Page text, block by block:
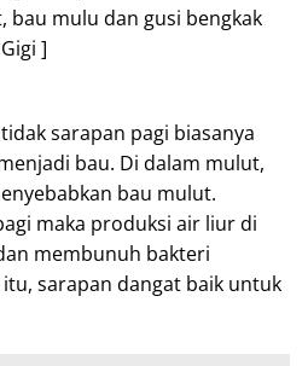
bau mulu dan gusi bengkak
]
sarapan pagi biasanya
bau. Di dalam mulut,
bau mulut.
maka produksi air liur di
membunuh bakteri
sarapan dangat baik untuk